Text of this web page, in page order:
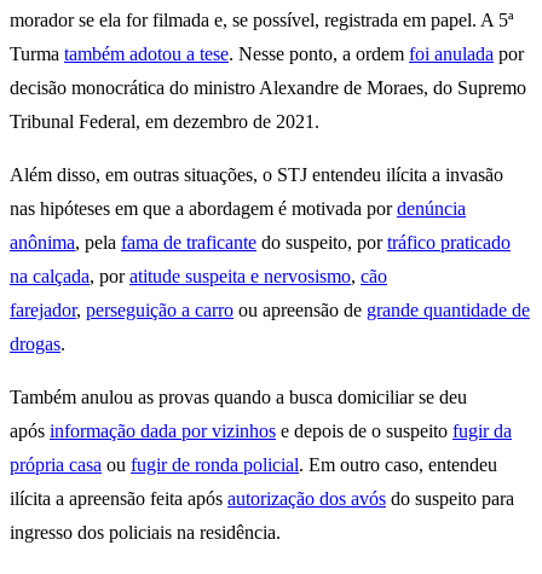
morador se ela for filmada e, se possível, registrada em papel. A 5ª
Turma também adotou a tese. Nesse ponto, a ordem foi anulada por
decisão monocrática do ministro Alexandre de Moraes, do Supremo
Tribunal Federal, em dezembro de 2021.
Além disso, em outras situações, o STJ entendeu ilícita a invasão
nas hipóteses em que a abordagem é motivada pordenúncia
anônima, pela fama de traficante do suspeito, portráfico praticado
na calçada, poratitude suspeita e nervosismo, cão
farejador, perseguição a carro ou apreensão de grande quantidade de
drogas.
Também anulou as provas quando a busca domiciliar se deu
após informação dada por vizinhos e depois de o suspeito fugir da
própria casa ou fugir de ronda policial. Em outro caso, entendeu
ilícita a apreensão feita após autorização dos avós do suspeito para
ingresso dos policiais na residência.